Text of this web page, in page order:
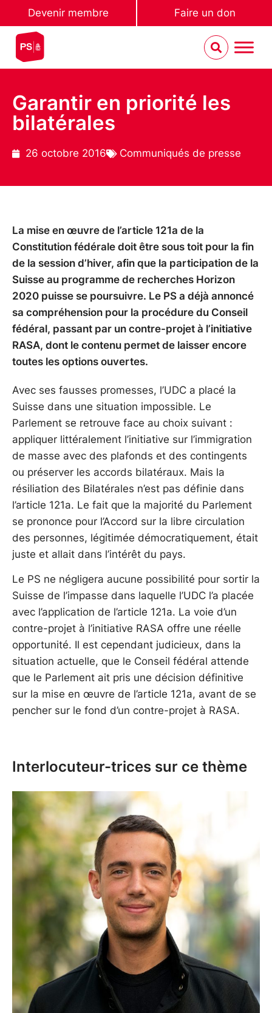
Devenir membre Faire un don
Garantir en priorité les
bilatérales
26 octobre 2016 Communiqués de presse
La mise en œuvre de l’article 121a de la
Constitution fédérale doit être sous toit pour la fin
de la session d’hiver, afin que la participation de la
Suisse au programme de recherches Horizon
2020 puisse se poursuivre. Le PS a déjà annoncé
sa compréhension pour la procédure du Conseil
fédéral, passant par un contre-projet à l’initiative
RASA, dont le contenu permet de laisser encore
toutes les options ouvertes.
Avec ses fausses promesses, l’UDC a placé la
Suisse dans une situation impossible. Le
Parlement se retrouve face au choix suivant :
appliquer littéralement l’initiative sur l’immigration
de masse avec des plafonds et des contingents
ou préserver les accords bilatéraux. Mais la
résiliation des Bilatérales n’est pas définie dans
l’article 121a. Le fait que la majorité du Parlement
se prononce pour l’Accord sur la libre circulation
des personnes, légitimée démocratiquement, était
juste et allait dans l’intérêt du pays.
Le PS ne négligera aucune possibilité pour sortir la
Suisse de l’impasse dans laquelle l’UDC l’a placée
avec l’application de l’article 121a. La voie d’un
contre-projet à l’initiative RASA offre une réelle
opportunité. Il est cependant judicieux, dans la
situation actuelle, que le Conseil fédéral attende
que le Parlement ait pris une décision définitive
sur la mise en œuvre de l’article 121a, avant de se
pencher sur le fond d’un contre-projet à RASA.
Interlocuteur-trices sur ce thème